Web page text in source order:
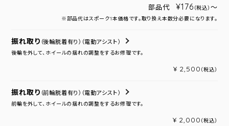
部品代 ¥176 （税込） ～
※部品代はスポーク1本価格です。取り換え本数分必要になります。
振れ取り （後輪脱着有り） （電動アシスト）
後輪を外して、ホイールの揺れの調整をするお修理です。
¥ 2,500 （税込）
振れ取り （前輪脱着有り） （電動アシスト）
前輪を外して、ホイールの揺れの調整をするお修理です。
¥ 2,000 （税込）